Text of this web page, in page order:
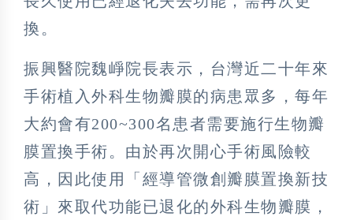
換。
振興醫院魏崢院長表示，台灣近二十年來
手術植入外科生物瓣膜的病患眾多，每年
大約會有200~300名患者需要施行生物瓣
膜置換手術。由於再次開心手術風險較
高，因此使用「經導管微創瓣膜置換新技
術」來取代功能已退化的外科生物瓣膜，